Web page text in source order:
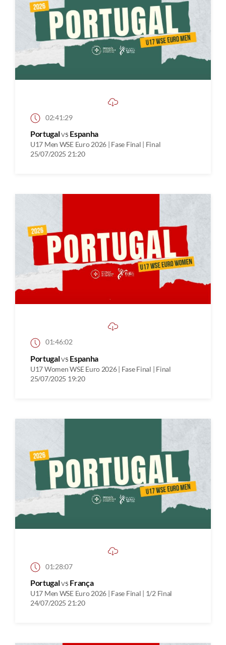
02:41:29
Portugalvs Espanha
U17 Men WSE Euro 2026 | Fase Final | Final
25/07/2025 21:20
01:46:02
Portugalvs Espanha
U17 Women WSE Euro 2026 | Fase Final | Final
25/07/2025 19:20
01:28:07
Portugalvs França
U17 Men WSE Euro 2026 | Fase Final | 1/2 Final
24/07/2025 21:20